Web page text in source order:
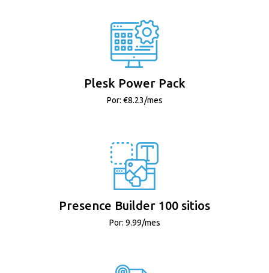
Plesk Power Pack
Por: €8.23/mes
Presence Builder 100 sitios
Por: 9.99/mes